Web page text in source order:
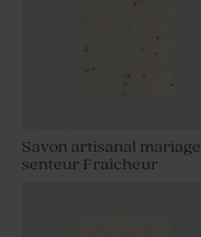
Savon artisanal mariage
senteur Fraîcheur